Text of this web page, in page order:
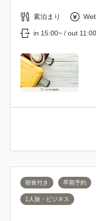
素泊まり
in 15:00~ / out
朝食付き 早期予約
1人旅・ビジネス